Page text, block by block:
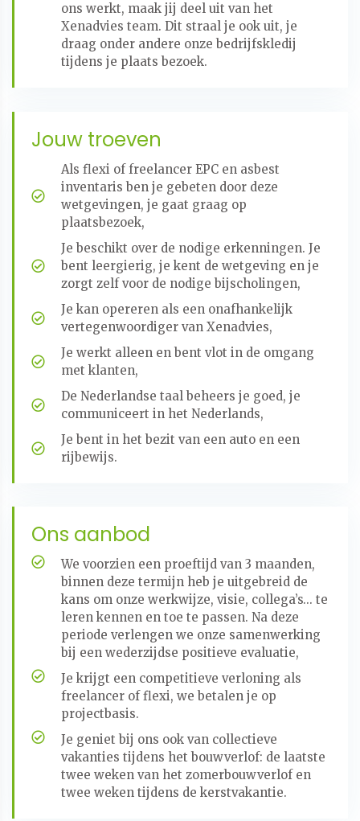
ons werkt, maak jij deel uit van het
Xenadvies team. Dit straal je ook uit, je
draag onder andere onze bedrijfskledij
tijdens je plaats bezoek.
Jouw troeven
Als flexi of freelancer EPC en asbest
inventaris ben je gebeten door deze
wetgevingen, je gaat graag op
plaatsbezoek,
Je beschikt over de nodige erkenningen. Je
bent leergierig, je kent de wetgeving en je
zorgt zelf voor de nodige bijscholingen,
Je kan opereren als een onafhankelijk
vertegenwoordiger van Xenadvies,
Je werkt alleen en bent vlot in de omgang
met klanten,
De Nederlandse taal beheers je goed, je
communiceert in het Nederlands,
Je bent in het bezit van een auto en een
rijbewijs.
Ons aanbod
We voorzien een proeftijd van 3 maanden,
binnen deze termijn heb je uitgebreid de
kans om onze werkwijze, visie, collega’s… te
leren kennen en toe te passen. Na deze
periode verlengen we onze samenwerking
bij een wederzijdse positieve evaluatie,
Je krijgt een competitieve verloning als
freelancer of flexi, we betalen je op
projectbasis.
Je geniet bij ons ook van collectieve
vakanties tijdens het bouwverlof: de laatste
twee weken van het zomerbouwverlof en
twee weken tijdens de kerstvakantie.